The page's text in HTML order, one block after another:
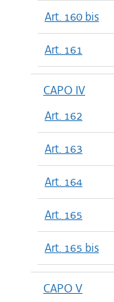
Art. 160 bis
Art. 161
CAPO IV
Art. 162
Art. 163
Art. 164
Art. 165
Art. 165 bis
CAPO V